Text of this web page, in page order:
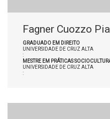
Fagner Cuozzo
GRADUADO EM DIREITO
UNIVERSIDADE DE CRUZ ALTA
:
MESTRE EM PRÁTICAS
UNIVERSIDADE DE CRUZ ALTA
: